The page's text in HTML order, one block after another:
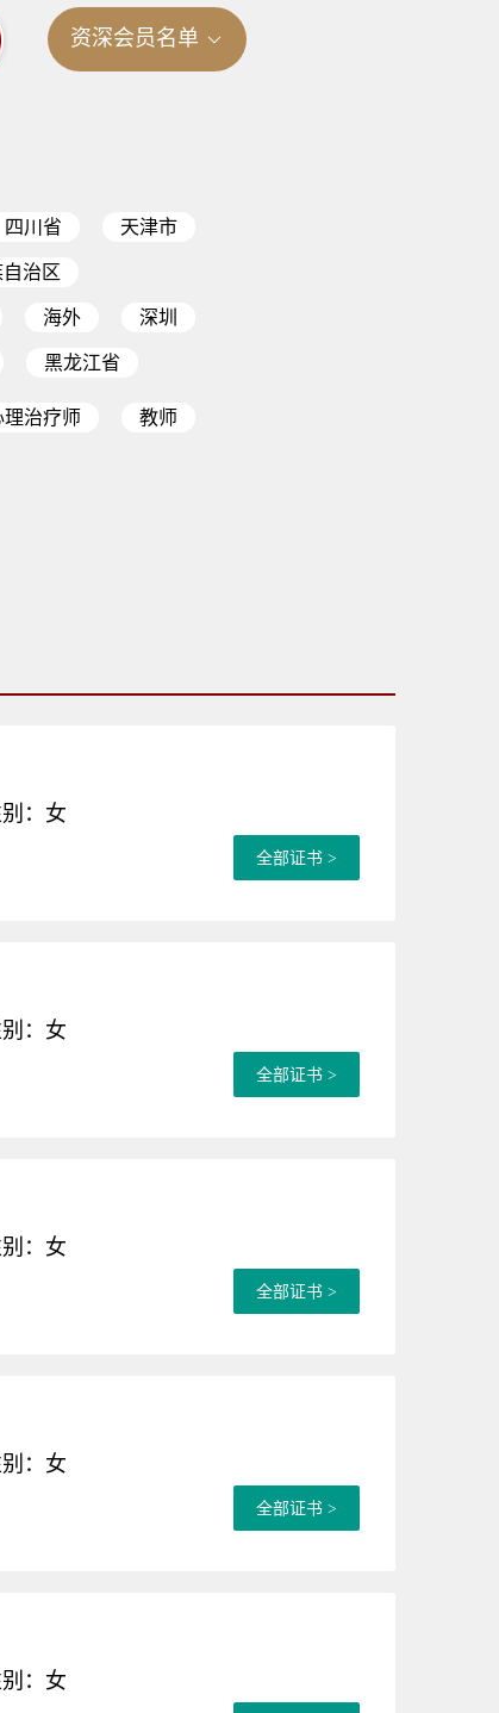
资深会员名单
四川省 天津市
治区
海外 深圳
黑龙江省
理治疗师 教师
：女
全部证书 >
：女
全部证书 >
：女
全部证书 >
：女
全部证书 >
：女